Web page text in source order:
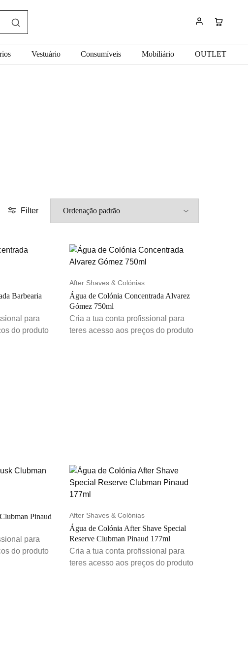
Vestuário Consumíveis Mobiliário OUTLET
Filter
Barbearia
para
do produto
After Shaves & Colónias
Água de Colónia Concentrada Alvarez
Gómez 750ml
Cria a tua conta profissional para
teres acesso aos preços do produto
Pinaud
para
do produto
After Shaves & Colónias
Água de Colónia After Shave Special
Reserve Clubman Pinaud 177ml
Cria a tua conta profissional para
teres acesso aos preços do produto